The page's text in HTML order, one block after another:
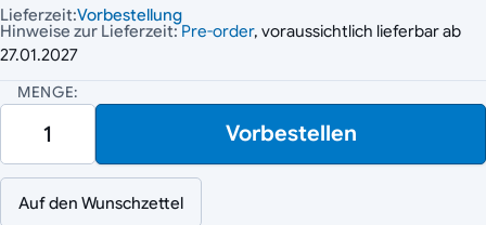
Lieferzeit:Vorbestellung
Hinweise zur Lieferzeit: Pre-order, voraussichtlich lieferbar ab
27.01.2027
MENGE:
Vorbestellen
Auf den Wunschzettel